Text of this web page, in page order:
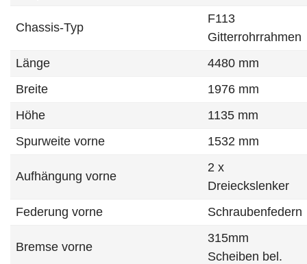
Chassis-Typ
F113
Gitterrohrrahmen
Länge
4480 mm
Breite
1976 mm
Höhe
1135 mm
Spurweite vorne
1532 mm
Aufhängung vorne
2 x
Dreieckslenker
Federung vorne
Schraubenfedern
Bremse vorne
315mm
Scheiben bel.